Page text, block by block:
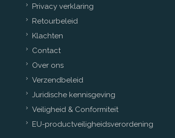
Privacy verklaring
Retourbeleid
Klachten
Contact
Over ons
Verzendbeleid
Juridische kennisgeving
Veiligheid & Conformiteit
EU-productveiligheidsverordening